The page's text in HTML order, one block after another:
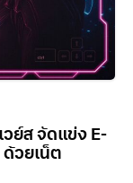
ย์ส จัดแข่ง E-
วยเน็ต